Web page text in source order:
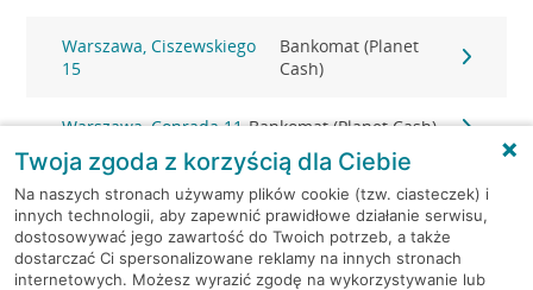
Warszawa, Ciszewskiego
15
Bankomat (Planet
Cash)
Warszawa, Conrada 11 Bankomat (Planet Cash)
Warszawa, Czarodzieja
28
Bankomat (Planet
Cash)
Warszawa, Czerska 18 Bankomat (Planet Cash)
Twoja zgoda z korzyścią dla Ciebie
Na naszych stronach używamy plików cookie (tzw. ciasteczek) i
innych technologii, aby zapewnić prawidłowe działanie serwisu,
dostosowywać jego zawartość do Twoich potrzeb, a także
dostarczać Ci spersonalizowane reklamy na innych stronach
internetowych. Możesz wyrazić zgodę na wykorzystywanie lub